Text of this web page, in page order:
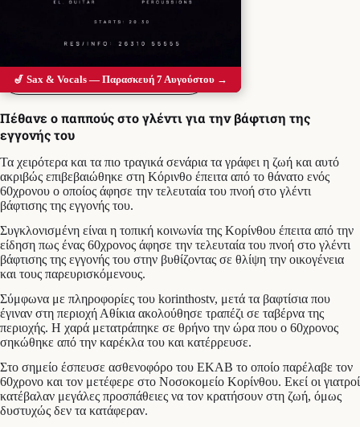
Προσθέστε το Messolonghi Voice ως
προτιμώμενη πηγή στο Google
Πέθανε ο παππούς στο γλέντι για την βάφτιση της
εγγονής του
Τα χειρότερα και τα πιο τραγικά σενάρια τα γράφει η ζωή και αυτό
ακριβώς επιβεβαιώθηκε στη Κόρινθο έπειτα από το θάνατο ενός
60χρονου ο οποίος άφησε την τελευταία του πνοή στο γλέντι
βάφτισης της εγγονής του.
Συγκλονισμένη είναι η τοπική κοινωνία της Κορίνθου έπειτα από την
είδηση πως ένας 60χρονος άφησε την τελευταία του πνοή στο γλέντι
βάφτισης της εγγονής του στην βυθίζοντας σε θλίψη την οικογένεια
και τους παρευρισκόμενους.
Σύμφωνα με πληροφορίες του korinthostv, μετά τα βαφτίσια που
έγιναν στη περιοχή Αθίκια ακολούθησε τραπέζι σε ταβέρνα της
περιοχής. Η χαρά μετατράπηκε σε θρήνο την ώρα που ο 60χρονος
σηκώθηκε από την καρέκλα του και κατέρρευσε.
Στο σημείο έσπευσε ασθενοφόρο του ΕΚΑΒ το οποίο παρέλαβε τον
60χρονο και τον μετέφερε στο Νοσοκομείο Κορίνθου. Εκεί οι γιατροί
κατέβαλαν μεγάλες προσπάθειες να τον κρατήσουν στη ζωή, όμως
δυστυχώς δεν τα κατάφεραν.
🎷 Sax & Vocals — Παρασκευή 7 Αυγούστου →